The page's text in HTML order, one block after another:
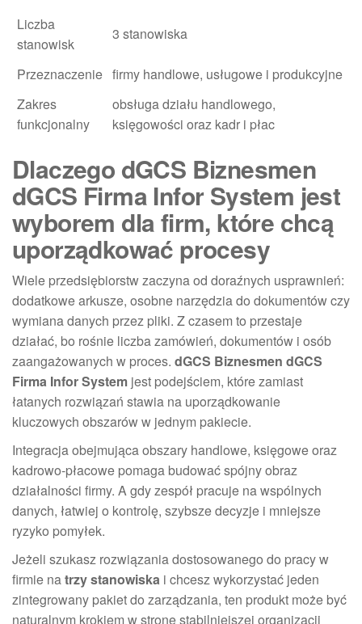
Liczba
stanowisk
3 stanowiska
Przeznaczenie firmy handlowe, usługowe i produkcyjne
Zakres
funkcjonalny
obsługa działu handlowego,
księgowości oraz kadr i płac
Dlaczego dGCS Biznesmen
dGCS Firma Infor System jest
wyborem dla firm, które chcą
uporządkować procesy
Wiele przedsiębiorstw zaczyna od doraźnych usprawnień:
dodatkowe arkusze, osobne narzędzia do dokumentów czy
wymiana danych przez pliki. Z czasem to przestaje
działać, bo rośnie liczba zamówień, dokumentów i osób
zaangażowanych w proces. dGCS Biznesmen dGCS
Firma Infor System jest podejściem, które zamiast
łatanych rozwiązań stawia na uporządkowanie
kluczowych obszarów w jednym pakiecie.
Integracja obejmująca obszary handlowe, księgowe oraz
kadrowo-płacowe pomaga budować spójny obraz
działalności firmy. A gdy zespół pracuje na wspólnych
danych, łatwiej o kontrolę, szybsze decyzje i mniejsze
ryzyko pomyłek.
Jeżeli szukasz rozwiązania dostosowanego do pracy w
firmie natrzy stanowiska i chcesz wykorzystać jeden
zintegrowany pakiet do zarządzania, ten produkt może być
naturalnym krokiem w stronę stabilniejszej organizacji